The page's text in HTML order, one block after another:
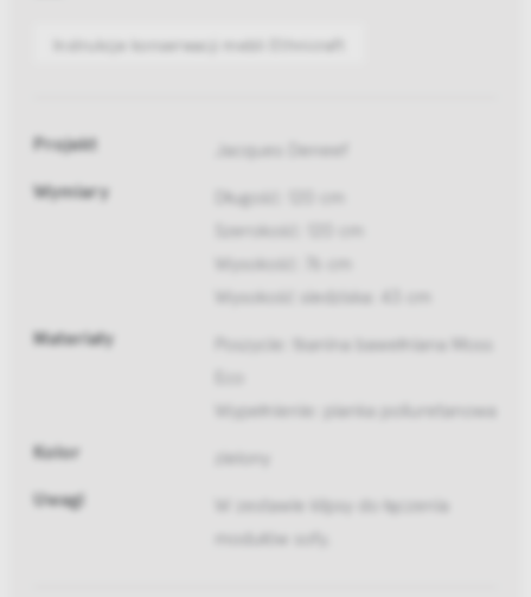
Instrukcje konserwacji mebli Ethnicraft
Projekt Jacques Deneef
Wymiary
Długość: 120 cm
Szerokość: 120 cm
Wysokość: 76 cm
Wysokość siedziska: 43 cm
Materiały
Poszycie: tkanina bawełniana Moss
Wypełnienie: pianka poliuretanowa
Kolor zielony
Uwagi
W zestawie klipsy do łączenia
modułów sofy.